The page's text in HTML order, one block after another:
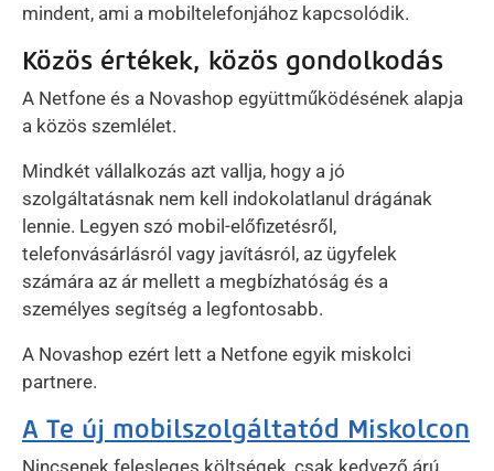
mindent, ami a mobiltelefonjához kapcsolódik.
Közös értékek, közös gondolkodás
A Netfone és a Novashop együttműködésének alapja
a közös szemlélet.
Mindkét vállalkozás azt vallja, hogy a jó
szolgáltatásnak nem kell indokolatlanul drágának
lennie. Legyen szó mobil-előfizetésről,
telefonvásárlásról vagy javításról, az ügyfelek
számára az ár mellett a megbízhatóság és a
személyes segítség a legfontosabb.
A Novashop ezért lett a Netfone egyik miskolci
partnere.
A Te új mobilszolgáltatód Miskolcon
Nincsenek felesleges költségek, csak kedvező árú